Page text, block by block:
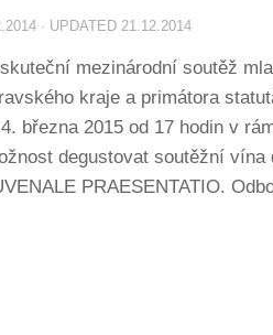
· UPDATED 21.12.2014
mezinárodní soutěž
kraje a primátora
března 2015 od 17 hodin v
degustovat soutěžní
PRAESENTATIO.